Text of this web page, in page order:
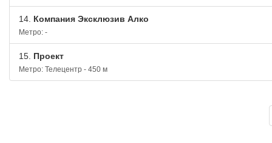
14. Компания Эксклюзив Алко
Метро: -
15. Проект
Метро: Телецентр - 450 м